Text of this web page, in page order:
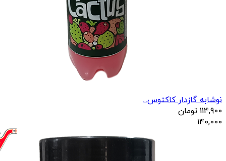
نوشابه گازدار کاکتوس...
114,900 تومان
140,000